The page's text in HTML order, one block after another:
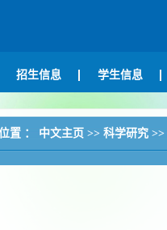
招生信息 学生信息
置 ： 中文主页 >> 科学研究 >>